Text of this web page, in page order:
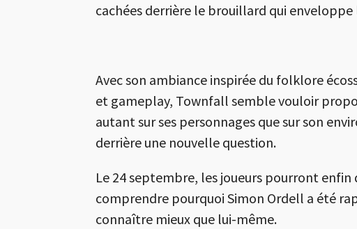
cachées derrière le brouillard qui enveloppe
Avec son ambiance inspirée du folklore
et gameplay, Townfall semble vouloir
autant sur ses personnages que sur son
derrière une nouvelle question.
Le 24 septembre, les joueurs pourront enfin
comprendre pourquoi Simon Ordell a été
connaître mieux que lui-même.